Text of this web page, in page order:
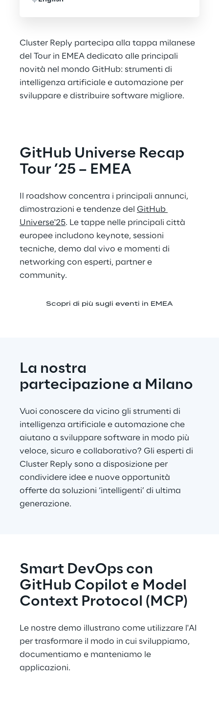
Cluster Reply partecipa alla tappa milanese
del Tour in EMEA dedicato alle principali
novità nel mondo GitHub: strumenti di
intelligenza artificiale e automazione per
sviluppare e distribuire software migliore.
GitHub Universe Recap
Tour ’25 – EMEA
Il roadshow concentra i principali annunci,
dimostrazioni e tendenze del GitHub
Universe'25. Le tappe nelle principali città
europee includono keynote, sessioni
tecniche, demo dal vivo e momenti di
networking con esperti, partner e
community.
Scopri di più sugli eventi in EMEA
La nostra
partecipazione a Milano
Vuoi conoscere da vicino gli strumenti di
intelligenza artificiale e automazione che
aiutano a sviluppare software in modo più
veloce, sicuro e collaborativo? Gli esperti di
Cluster Reply sono a disposizione per
condividere idee e nuove opportunità
offerte da soluzioni ‘intelligenti’ di ultima
generazione.
Smart DevOps con
GitHub Copilot e Model
Context Protocol (MCP)
Le nostre demo illustrano come utilizzare l'AI
per trasformare il modo in cui sviluppiamo,
documentiamo e manteniamo le
applicazioni.